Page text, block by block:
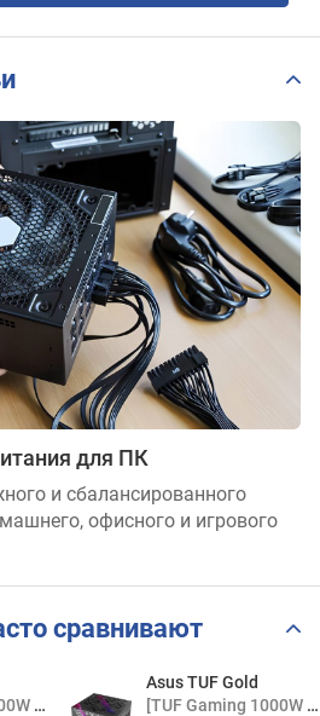
для ПК
и сбалансированного
офисного и игрового
сравнивают
[TUF Gaming 1000W Gold]
Asus TUF Gold
[TUF Gaming 1000W Gold]